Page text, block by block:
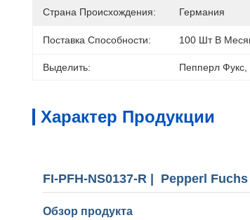
Страна Происхождения: Германия
Поставка Способности: 100 Шт В
Выделить: Пепперл Фукс
Характер Продукции
FI-PFH-NS0137-R | Pepperl
Обзор продукта